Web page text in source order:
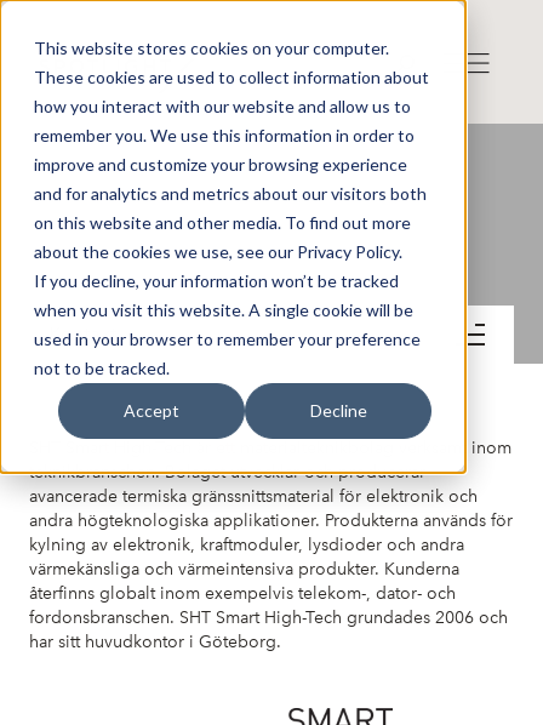
This website stores cookies on your computer.
These cookies are used to collect information about
how you interact with our website and allow us to
remember you. We use this information in order to
improve and customize your browsing experience
and for analytics and metrics about our visitors both
on this website and other media. To find out more
about the cookies we use, see our Privacy Policy.
If you decline, your information won’t be tracked
when you visit this website. A single cookie will be
used in your browser to remember your preference
not to be tracked.
Accept Decline
SHT Smart High-Tech AB
Kontakt
SHT Smart High-Tech är ett materialteknikbolag verksamt inom
teknikbranschen. Bolaget utvecklar och producerar
avancerade termiska gränssnittsmaterial för elektronik och
andra högteknologiska applikationer. Produkterna används för
kylning av elektronik, kraftmoduler, lysdioder och andra
värmekänsliga och värmeintensiva produkter. Kunderna
återfinns globalt inom exempelvis telekom-, dator- och
fordonsbranschen. SHT Smart High-Tech grundades 2006 och
har sitt huvudkontor i Göteborg.